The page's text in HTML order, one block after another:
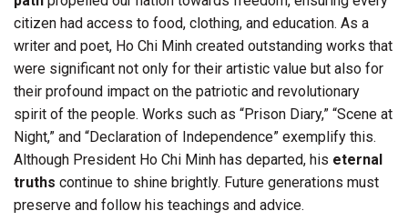
citizen had access to food, clothing, and education. As a
writer and poet, Ho Chi Minh created outstanding works that
were significant not only for their artistic value but also for
their profound impact on the patriotic and revolutionary
spirit of the people. Works such as “Prison Diary,” “Scene at
Night,” and “Declaration of Independence” exemplify this.
Although President Ho Chi Minh has departed, his eternal
truths continue to shine brightly. Future generations must
preserve and follow his teachings and advice.